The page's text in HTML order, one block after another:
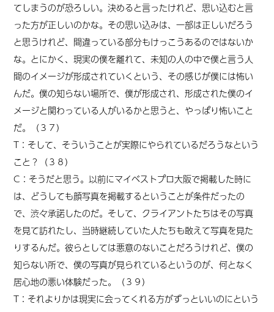
てしまうのが恐ろしい。決めると言ったけれど、思い込むと言
った方が正しいのかな。その思い込みは、一部は正しいだろう
と思うけれど、間違っている部分もけっこうあるのではないか
な。とにかく、現実の僕を離れて、未知の人の中で僕と言う人
間のイメージが形成されていくという、その感じが僕には怖い
んだ。僕の知らない場所で、僕が形成され、形成された僕のイ
メージと関わっている人がいるかと思うと、やっぱり怖いこと
だ。（３７）
T：そして、そういうことが実際にやられているだろうなという
こと？（３８）
C：そうだと思う。以前にマイベストプロ大阪で掲載した時に
は、どうしても顔写真を掲載するということが条件だったの
で、渋々承諾したのだ。そして、クライアントたちはその写真
を見て訪れたし、当時継続していた人たちも敢えて写真を見た
りするんだ。彼らとしては悪意のないことだろうけれど、僕の
知らない所で、僕の写真が見られているというのが、何となく
居心地の悪い体験だった。（３９）
T：それよりかは現実に会ってくれる方がずっといいのにという